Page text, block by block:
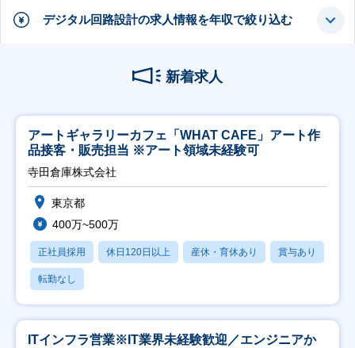
デジタル回路設計の求人情報を年収で絞り込む
新着求人
アートギャラリーカフェ「WHAT CAFE」アート作
品接客・販売担当 ※アート領域未経験可
寺田倉庫株式会社
東京都
400万~500万
正社員採用 休日120日以上 産休・育休あり 賞与あり
転勤なし
ITインフラ営業※IT業界未経験歓迎／エンジニアか